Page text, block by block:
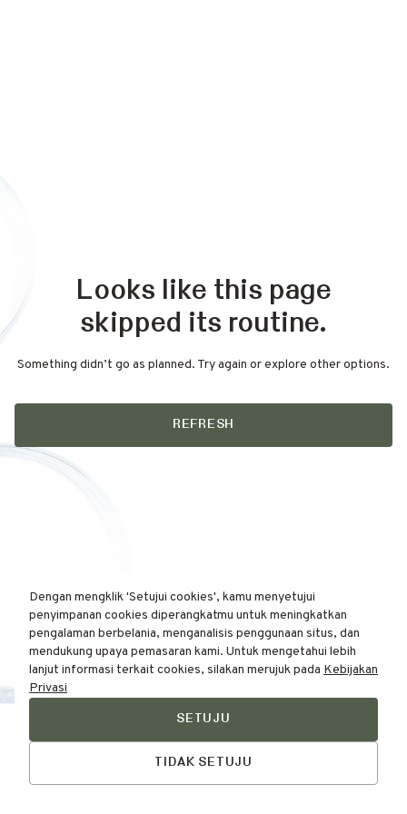
Looks like this page
skipped its routine.
Something didn’t go as planned. Try again or explore other options.
REFRESH
Dengan mengklik 'Setujui cookies', kamu menyetujui
penyimpanan cookies diperangkatmu untuk meningkatkan
pengalaman berbelania, menganalisis penggunaan situs, dan
mendukung upaya pemasaran kami. Untuk mengetahui lebih
lanjut informasi terkait cookies, silakan merujuk pada Kebijakan
Privasi
SETUJU
TIDAK SETUJU
Find Your